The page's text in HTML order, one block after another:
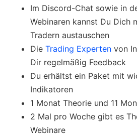
Im Discord-Chat sowie in
Webinaren kannst Du Dich
Tradern austauschen
Die Trading Experten von
Dir regelmäßig Feedback
Du erhältst ein Paket mit
Indikatoren
1 Monat Theorie und 11
2 Mal pro Woche gibt es
Webinare